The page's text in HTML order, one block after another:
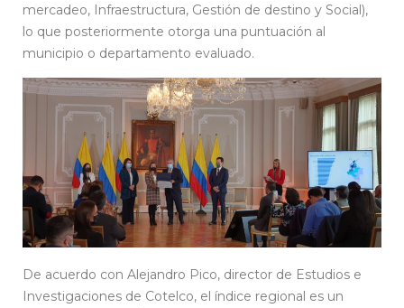
mercadeo, Infraestructura, Gestión de destino y Social),
lo que posteriormente otorga una puntuación al
municipio o departamento evaluado.
De acuerdo con Alejandro Pico, director de Estudios e
Investigaciones de Cotelco, el índice regional es un